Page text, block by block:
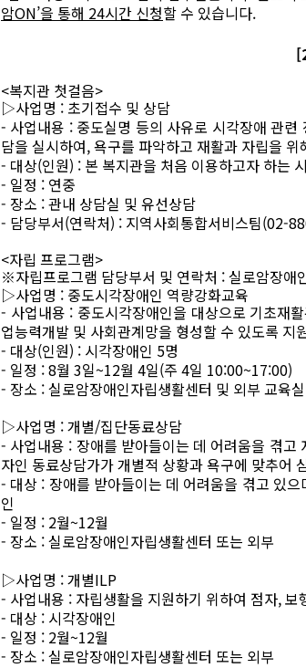
암ON’을 통해 24시간 신청할 수 있습니다.
<복지관 첫걸음>
▷사업명 : 초기접수 및 상담
- 사업내용 : 중도실명 등의 사유로 시각장애 관련
담을 실시하여,욕구를 파악하고 재활과 자립을
- 대상(인원) : 본 복지관을 처음 이용하고자 하는
- 일정 : 연중
- 장소 :관내 상담실 및 유선상담
- 담당부서(연락처) : 지역사회통합서비스팀(02-
<자립 프로그램>
※자립프로그램 담당부서 및 연락처 :실로암장애
▷사업명 : 중도시각장애인 역량강화교육
- 사업내용 : 중도시각장애인을 대상으로 기초재
업능력개발 및 사회관계망을 형성할 수 있도록 지
- 대상(인원) : 시각장애인 5명
- 일정 : 8월 3일~12월 4일(주 4일 10:00~17:00)
- 장소 :실로암장애인자립생활센터 및 외부 교육실
▷사업명 :개별/집단동료상담
- 사업내용 : 장애를 받아들이는 데 어려움을 겪
자인 동료상담가가 개별적 상황과 욕구에 맞추어
- 대상 : 장애를 받아들이는 데 어려움을 겪고 있으
인
- 일정 : 2월~12월
- 장소 :실로암장애인자립생활센터 또는 외부
▷사업명 :개별ILP
- 사업내용 : 자립생활을 지원하기 위하여 점자,보
- 대상 : 시각장애인
- 일정 : 2월~12월
- 장소 :실로암장애인자립생활센터 또는 외부